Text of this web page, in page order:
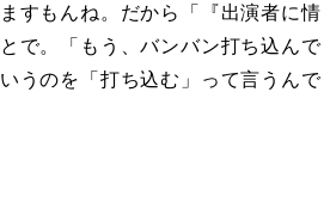
すもんね。だから「『出演者に情
で。「もう、バンバン打ち込んで
うのを「打ち込む」って言うんで